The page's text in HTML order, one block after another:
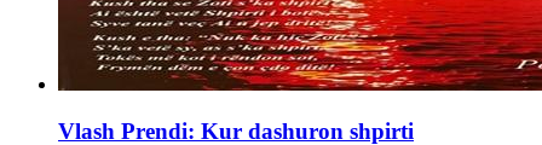
Vlash Prendi: Kur dashuron shpirti